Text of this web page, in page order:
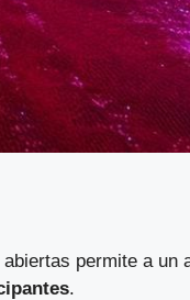
permite a un
.